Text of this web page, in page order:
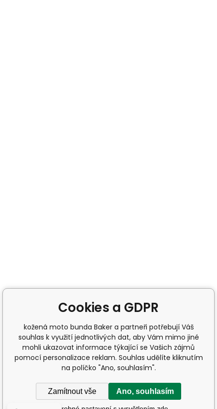
Cookies a GDPR
kožená moto bunda Baker a partneři potřebují Váš
souhlas k využití jednotlivých dat, aby Vám mimo jiné
mohli ukazovat informace týkající se Vašich zájmů
pomocí personalizace reklam. Souhlas udělíte kliknutím
na políčko "Ano, souhlasím".
Zamítnout vše Ano, souhlasím